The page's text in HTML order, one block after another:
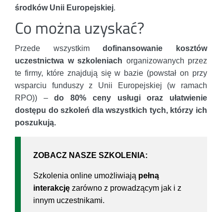
środków Unii Europejskiej.
Co można uzyskać?
Przede wszystkimdofinansowanie kosztów
uczestnictwa w szkoleniach organizowanych przez
te firmy, które znajdują się w bazie (powstał on przy
wsparciu funduszy z Unii Europejskiej (w ramach
RPO)) –do 80% ceny usługi oraz ułatwienie
dostępu do szkoleń dla wszystkich tych, którzy ich
poszukują.
ZOBACZ NASZE SZKOLENIA:
Szkolenia online umożliwiają pełną
interakcję zarówno z prowadzącym jak i z
innym uczestnikami.